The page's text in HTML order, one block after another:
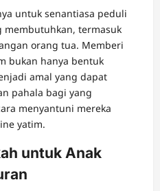
untuk senantiasa peduli
termasuk
orang tua. Memberi
bukan hanya bentuk
amal yang dapat
pahala bagi yang
menyantuni mereka
yatim.
untuk Anak